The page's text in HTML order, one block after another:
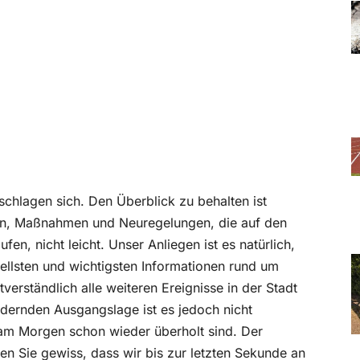
sich. Den Überblick zu behalten ist
Maßnahmen und Neuregelungen, die auf den
nicht leicht. Unser Anliegen ist es natürlich,
und wichtigsten Informationen rund um
alle weiteren Ereignisse in der Stadt
Ausgangslage ist es jedoch nicht
Morgen schon wieder überholt sind. Der
Sie gewiss, dass wir bis zur letzten Sekunde an